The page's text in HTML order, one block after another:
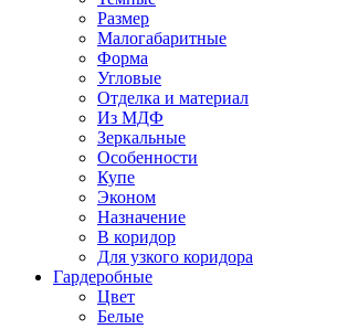
Размер
Малогабаритные
Форма
Угловые
Отделка и материал
Из МДФ
Зеркальные
Особенности
Купе
Эконом
Назначение
В коридор
Для узкого коридора
Гардеробные
Цвет
Белые